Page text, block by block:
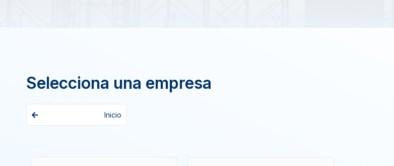
Selecciona una empresa
Inicio